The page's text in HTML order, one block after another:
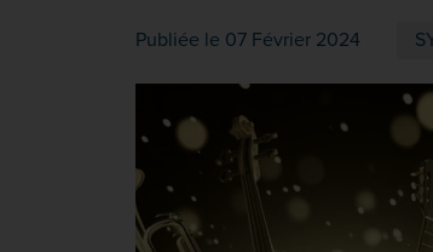
Publiée le 07 Février 2024